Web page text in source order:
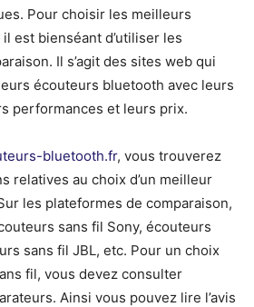
Pour choisir les meilleurs
est bienséant d’utiliser les
Il s’agit des sites web qui
écouteurs bluetooth avec leurs
performances et leurs prix.
bluetooth.fr, vous trouverez
relatives au choix d’un meilleur
les plateformes de comparaison,
sans fil Sony, écouteurs
sans fil JBL, etc. Pour un choix
fil, vous devez consulter
Ainsi vous pouvez lire l’avis